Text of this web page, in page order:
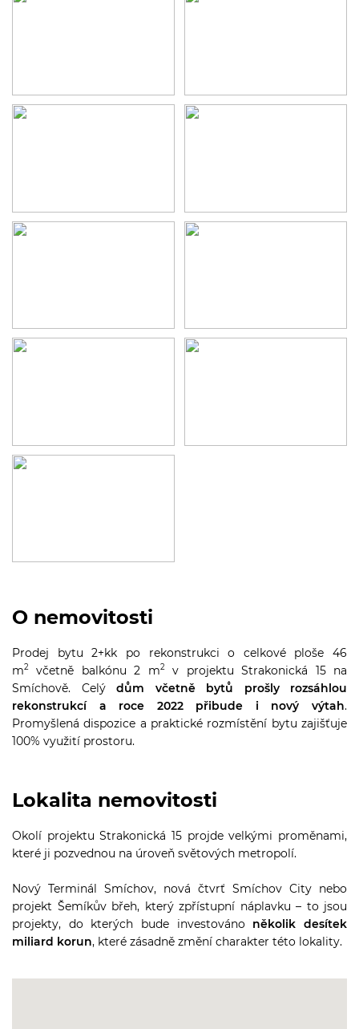
O nemovitosti
Prodej bytu 2+kk po rekonstrukci o celkové ploše 46
m2 včetně balkónu 2 m2v projektu Strakonická 15 na
Smíchově. Celý dům včetně bytů prošly rozsáhlou
rekonstrukcí a roce 2022 přibude i nový výtah.
Promyšlená dispozice a praktické rozmístění bytu zajišťuje
100% využití prostoru.
Lokalita nemovitosti
Okolí projektu Strakonická 15 projde velkými proměnami,
které ji pozvednou na úroveň světových metropolí.
Nový Terminál Smíchov, nová čtvrť Smíchov City nebo
projekt Šemíkův břeh, který zpřístupní náplavku – to jsou
projekty, do kterých bude investováno několik desítek
miliard korun, které zásadně změní charakter této lokality.